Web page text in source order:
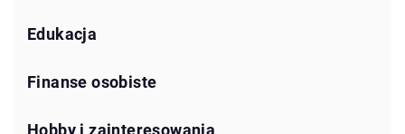
Edukacja
Finanse osobiste
Hobby i zainteresowania